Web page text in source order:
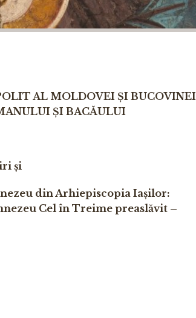
AL MOLDOVEI ȘI BUCOVINEI
ȘI BACĂULUI
și
din Arhiepiscopia Iașilor:
Cel în Treime preaslăvit –